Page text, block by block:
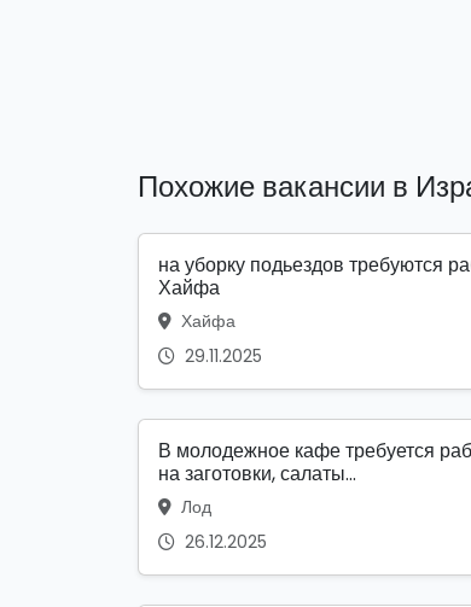
Похожие вакансии в
на уборку подьездов требуются
Хайфа
Хайфа
29.11.2025
В молодежное кафе требуется
на заготовки, салаты...
Лод
26.12.2025